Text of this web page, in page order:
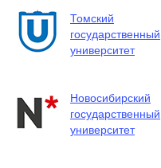
Томский
государственный
университет
Новосибирский
государственный
университет